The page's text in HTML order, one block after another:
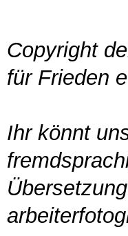
Copyright
für Frieden
Ihr könnt